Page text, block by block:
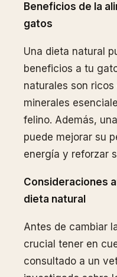
Beneficios de la
gatos
Una dieta natural
beneficios a tu
naturales son
minerales
felino. Además,
puede mejorar su
energía y reforzar
Consideraciones
dieta natural
Antes de cambiar
crucial tener en
consultado a un